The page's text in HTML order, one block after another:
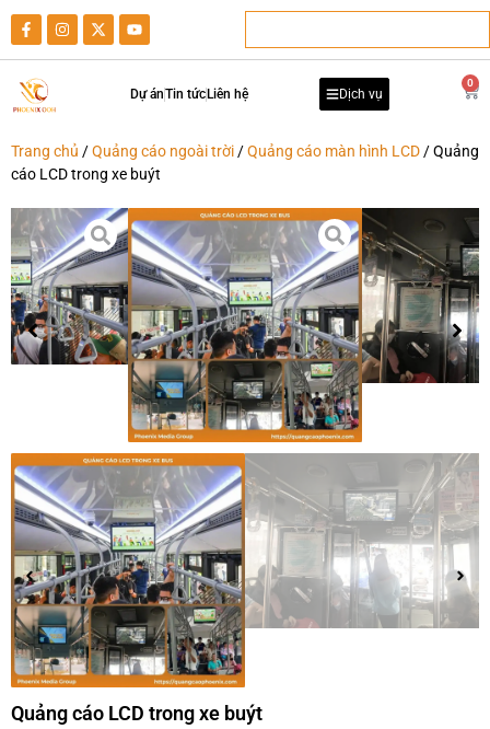
Dự ánTin tức Liên hệ Dịch vụ
0
Trang chủ /Quảng cáo ngoài trời /Quảng cáo màn hình LCD / Quảng
cáo LCD trong xe buýt
Quảng cáo LCD trong xe buýt